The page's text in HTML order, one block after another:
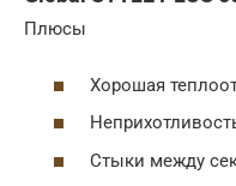
Плюсы
Хорошая
Стыки между